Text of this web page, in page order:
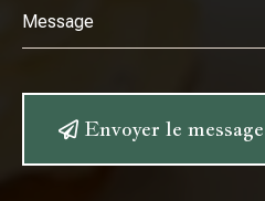
Envoyer le message